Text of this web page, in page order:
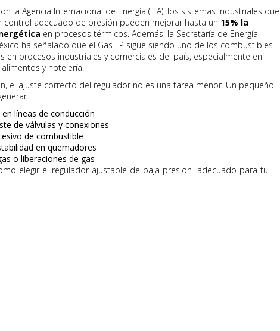
la Agencia Internacional de Energía (IEA), los sistemas industriales que
control adecuado de presión pueden mejorar hasta un 15% la
en procesos térmicos. Además, la Secretaría de Energía
ha señalado que el Gas LP sigue siendo uno de los combustibles
en procesos industriales y comerciales del país, especialmente en
y hotelería.
el ajuste correcto del regulador no es una tarea menor. Un pequeño
líneas de conducción
de válvulas y conexiones
de combustible
en quemadores
o liberaciones de gas